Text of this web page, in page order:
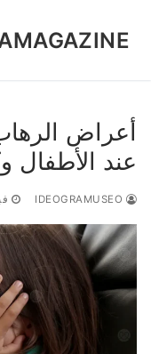
أعراض
عند الأطفال